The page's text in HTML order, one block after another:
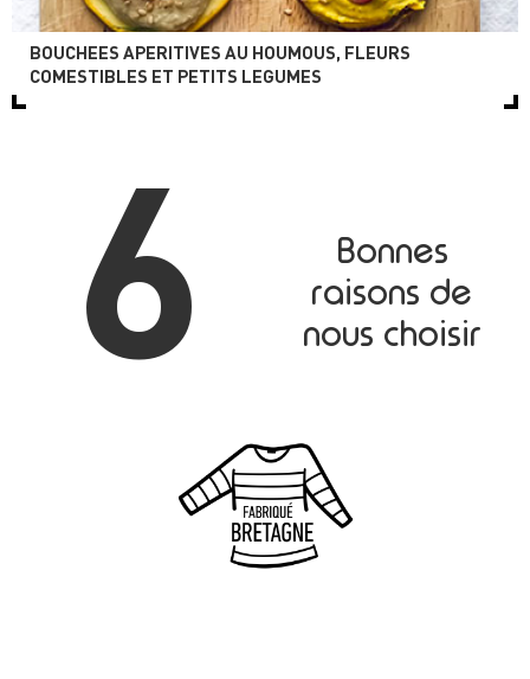
BOUCHEES APERITIVES AU HOUMOUS, FLEURS
COMESTIBLES ET PETITS LEGUMES
6
Bonnes
raisons de
nous choisir